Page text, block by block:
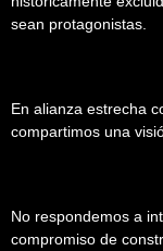
sean protagonistas.
En alianza estrecha
compartimos una
No respondemos a
compromiso de